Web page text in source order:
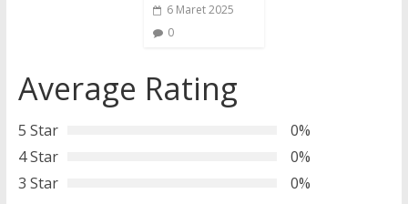
6 Maret 2025
0
Average Rating
5 Star
0%
4 Star
0%
3 Star
0%